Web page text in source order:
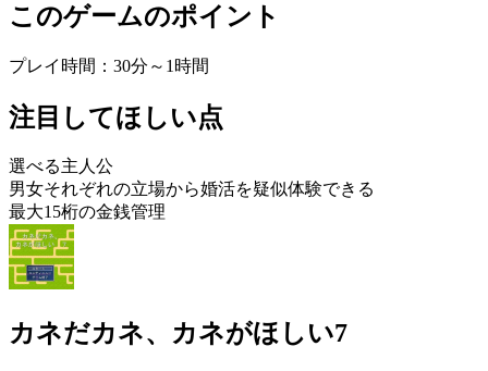
このゲームのポイント
プレイ時間：30分～1時間
注目してほしい点
選べる主人公
男女それぞれの立場から婚活を疑似体験できる
最大15桁の金銭管理
カネだカネ、カネがほしい7